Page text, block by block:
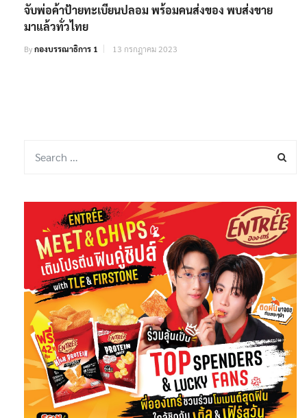
จับพ่อค้าป้ายทะเบียนปลอม พร้อมคนส่งของ พบส่งขาย
มาแล้วทั่วไทย
Byกองบรรณาธิการ 1 13 กรกฎาคม 2023